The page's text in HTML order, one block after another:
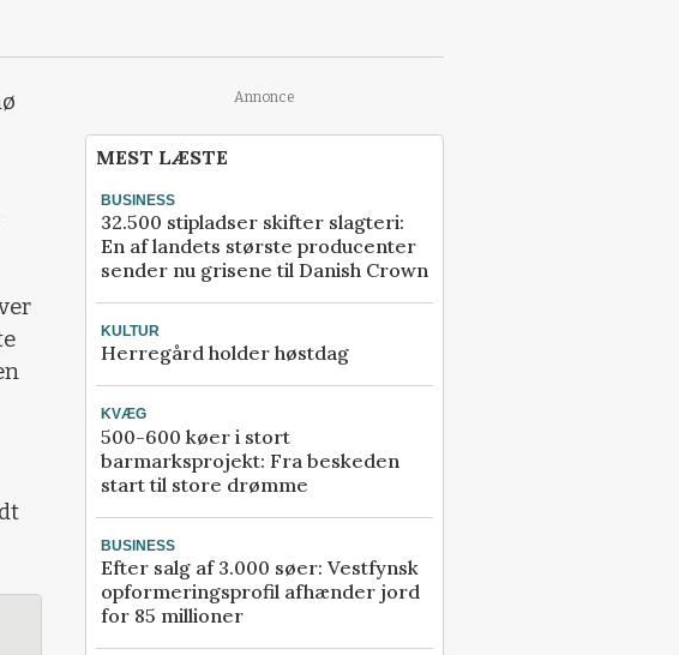
Annonce
MEST LÆSTE
BUSINESS
32.500 stipladser skifter slagteri:
En af landets største producenter
sender nu grisene til Danish Crown
KULTUR
Herregård holder høstdag
KVÆG
500-600 køer i stort
barmarksprojekt: Fra beskeden
start til store drømme
BUSINESS
Efter salg af 3.000 søer: Vestfynsk
opformeringsprofil afhænder jord
for 85 millioner